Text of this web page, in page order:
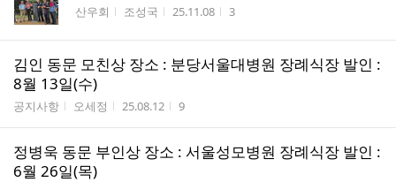
게시판명
산우회 작성자
조성국 작성시간
25.11.08 조회수
3
김인 동문 모친상 장소 : 분당서울대병원 장례식장 발인 :
8월 13일(수)
게시판명
공지사항 작성자
오세정 작성시간
25.08.12 조회수
9
정병욱 동문 부인상 장소 : 서울성모병원 장례식장 발인 :
6월 26일(목)